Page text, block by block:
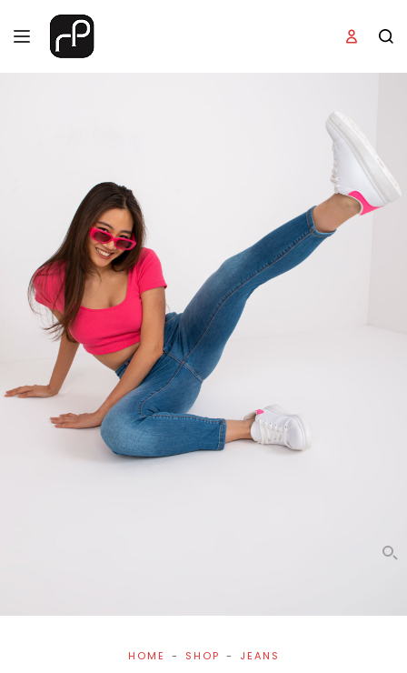
HOME SHOP
JEANS